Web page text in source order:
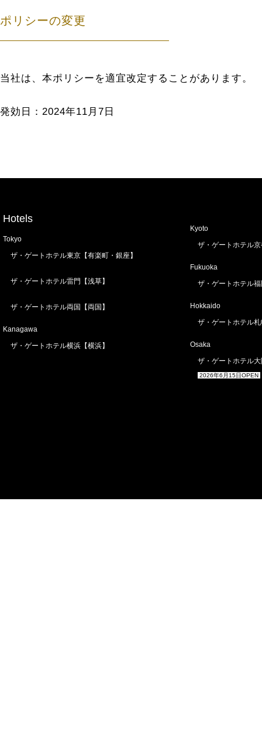
ポリシーの変更
当社は、本ポリシーを適宜改定することがあります。
発効日：2024年11月7日
Hotels
Tokyo
ザ・ゲートホテル東京【有楽町・銀座】
ザ・ゲートホテル雷門【浅草】
ザ・ゲートホテル両国【両国】
Kanagawa
ザ・ゲートホテル横浜【横浜】
Kyoto
ザ・ゲートホテル
Fukuoka
ザ・ゲートホテル
Hokkaido
ザ・ゲートホテル
Osaka
ザ・ゲートホテル
2026年6月15日OPEN